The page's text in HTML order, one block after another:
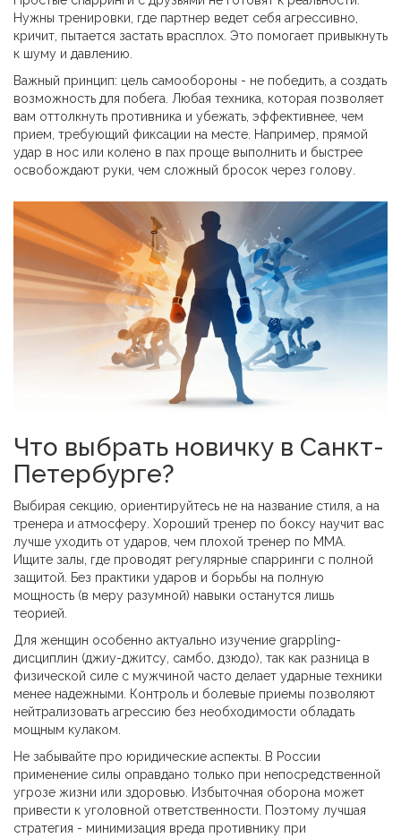
Нужны тренировки, где партнер ведет себя агрессивно,
кричит, пытается застать врасплох. Это помогает привыкнуть
к шуму и давлению.
Важный принцип: цель самообороны - не победить, а создать
возможность для побега. Любая техника, которая позволяет
вам оттолкнуть противника и убежать, эффективнее, чем
прием, требующий фиксации на месте. Например, прямой
удар в нос или колено в пах проще выполнить и быстрее
освобождают руки, чем сложный бросок через голову.
Что выбрать новичку в Санкт-
Петербурге?
Выбирая секцию, ориентируйтесь не на название стиля, а на
тренера и атмосферу. Хороший тренер по боксу научит вас
лучше уходить от ударов, чем плохой тренер по MMA.
Ищите залы, где проводят регулярные спарринги с полной
защитой. Без практики ударов и борьбы на полную
мощность (в меру разумной) навыки останутся лишь
теорией.
Для женщин особенно актуально изучение grappling-
дисциплин (джиу-джитсу, самбо, дзюдо), так как разница в
физической силе с мужчиной часто делает ударные техники
менее надежными. Контроль и болевые приемы позволяют
нейтрализовать агрессию без необходимости обладать
мощным кулаком.
Не забывайте про юридические аспекты. В России
применение силы оправдано только при непосредственной
угрозе жизни или здоровью. Избыточная оборона может
привести к уголовной ответственности. Поэтому лучшая
стратегия - минимизация вреда противнику при